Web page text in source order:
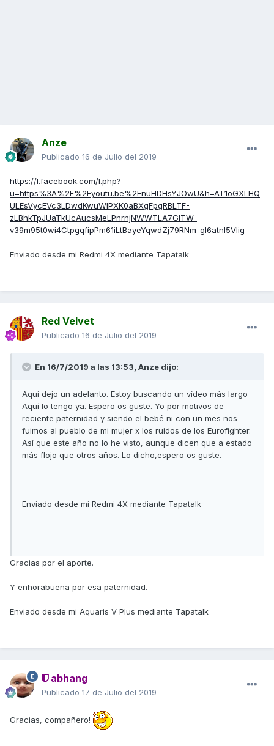
Anze
Publicado 16 de Julio del 2019
https://l.facebook.com/l.php?
u=https%3A%2F%2Fyoutu.be%2FnuHDHsYJOwU&h=AT1oGXLHQ
ULEsVycEVc3LDwdKwuWlPXK0aBXgFpgRBLTF-
zLBhkTpJUaTkUcAucsMeLPnrnjNWWTLA7GITW-
v39m95t0wi4CtpgqfipPm61iLtBayeYqwdZj79RNm-gl6atnI5Vlig
Enviado desde mi Redmi 4X mediante Tapatalk
Red Velvet
Publicado 16 de Julio del 2019
En 16/7/2019 a las 13:53, Anze dijo:
Aqui dejo un adelanto. Estoy buscando un vídeo más largo
Aquí lo tengo ya. Espero os guste. Yo por motivos de
reciente paternidad y siendo el bebé ni con un mes nos
fuimos al pueblo de mi mujer x los ruidos de los Eurofighter.
Así que este año no lo he visto, aunque dicen que a estado
más flojo que otros años. Lo dicho,espero os guste.
Enviado desde mi Redmi 4X mediante Tapatalk
Gracias por el aporte.
Y enhorabuena por esa paternidad.
Enviado desde mi Aquaris V Plus mediante Tapatalk
abhang
Publicado 17 de Julio del 2019
Gracias, compañero!